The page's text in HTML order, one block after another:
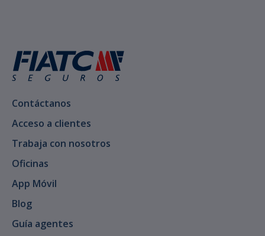
Contáctanos
Acceso a clientes
Trabaja con nosotros
Oficinas
App Móvil
Blog
Guía agentes